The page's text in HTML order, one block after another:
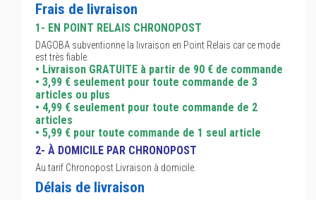
Frais de livraison
1- EN POINT RELAIS CHRONOPOST
DAGOBA subventionne la livraison en Point Relais car ce mode
est très fiable.
• Livraison GRATUITE à partir de 90 € de commande
• 3,99 € seulement pour toute commande de 3
articles ou plus
• 4,99 € seulement pour toute commande de 2
articles
• 5,99 € pour toute commande de 1 seul article
2- À DOMICILE PAR CHRONOPOST
Au tarif Chronopost Livraison à domicile.
Délais de livraison